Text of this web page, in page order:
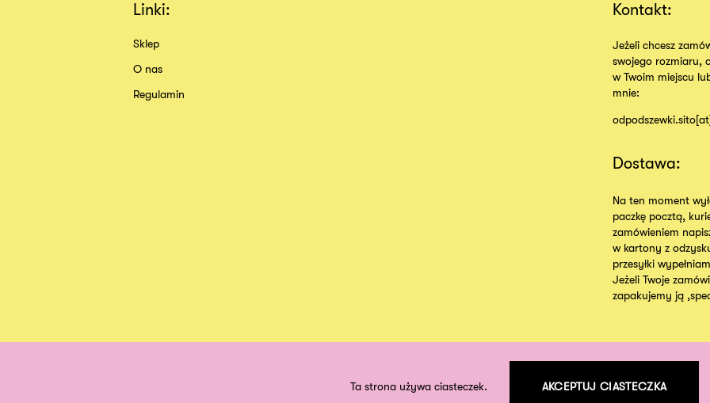
Linki:
Sklep
O nas
Regulamin
Kontakt:
Jeżeli chcesz
swojego rozmiaru,
w Twoim miejscu
mnie:
Dostawa:
Na ten moment
paczkę pocztą,
zamówieniem
w kartony z
przesyłki
Jeżeli Twoje
zapakujemy ją
©2026 odpodszewki
Ta strona używa ciasteczek. AKCEPTUJ CIASTECZKA